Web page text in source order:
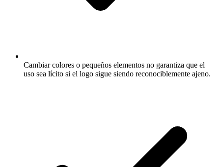
Cambiar colores o pequeños elementos no garantiza que el
uso sea lícito si el logo sigue siendo reconociblemente ajeno.